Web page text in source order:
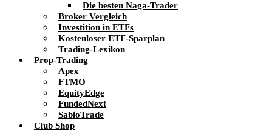
Die besten Naga-Trader
Broker Vergleich
Investition in ETFs
Kostenloser ETF-Sparplan
Trading-Lexikon
Prop-Trading
Apex
FTMO
EquityEdge
FundedNext
SabioTrade
Club Shop